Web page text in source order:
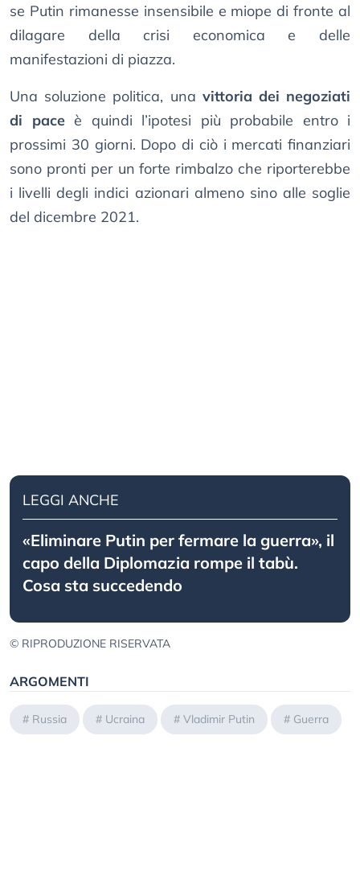
se Putin rimanesse insensibile e miope di fronte al
dilagare della crisi economica e delle
manifestazioni di piazza.
Una soluzione politica, una vittoria dei negoziati
di paceè quindi l’ipotesi più probabile entro i
prossimi 30 giorni. Dopo di ciò i mercati finanziari
sono pronti per un forte rimbalzo che riporterebbe
i livelli degli indici azionari almeno sino alle soglie
del dicembre 2021.
LEGGI ANCHE
«Eliminare Putin per fermare la guerra», il
capo della Diplomazia rompe il tabù.
Cosa sta succedendo
© RIPRODUZIONE RISERVATA
ARGOMENTI
# Russia # Ucraina # Vladimir Putin # Guerra